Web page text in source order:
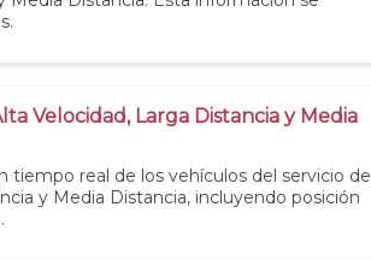
Velocidad, Larga Distancia y Media
tiempo real de los vehículos del servicio de
y Media Distancia, incluyendo posición